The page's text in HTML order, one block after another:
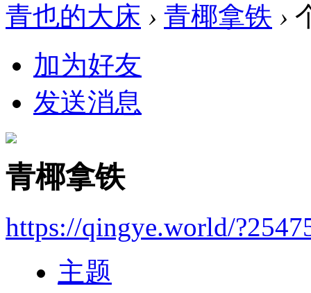
青也的大床 › 青椰拿铁 ›
加为好友
发送消息
青椰拿铁
https://qingye.world/
主题